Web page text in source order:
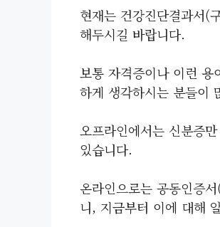
현재는 건강진단결과서(
해두시길 바랍니다.
보통 자격증이나 이런 용
하게 생각하시는 분들이
오프라인에서는 신분증
있습니다.
온라인으로는 공동인증
니, 지금부터 이에 대해